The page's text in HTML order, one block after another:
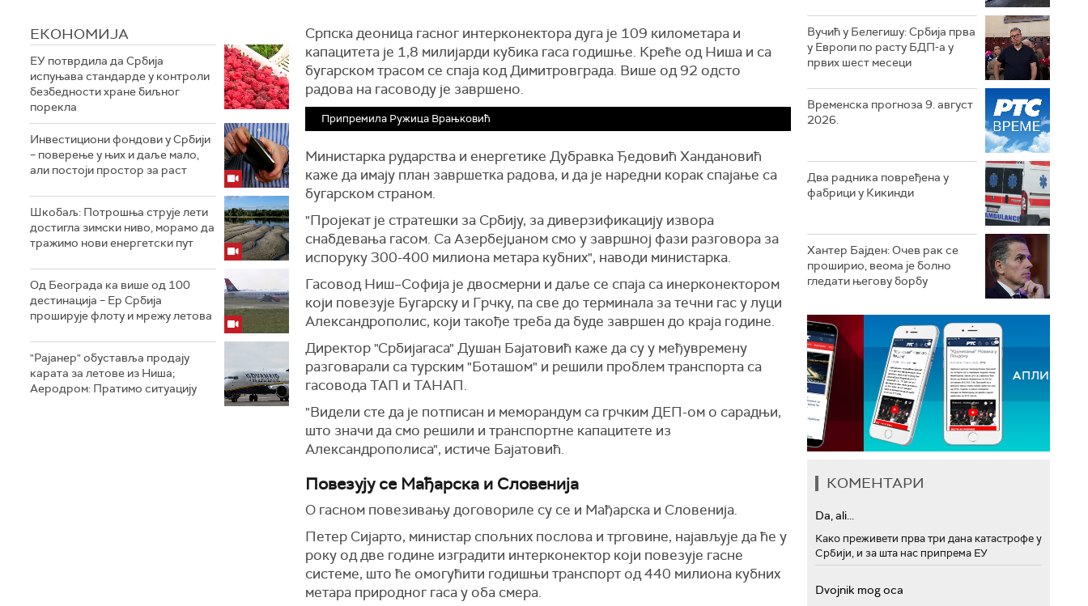
ЕКОНОМИЈА
ЕУ потврдила да Србија
испуњава стандарде у контроли
безбедности хране биљног
порекла
Инвестициони фондови у Србији
– поверење у њих и даље мало,
али постоји простор за раст
Шкобаљ: Потрошња струје лети
достигла зимски ниво, морамо да
тражимо нови енергетски пут
Од Београда ка више од 100
дестинација – Ер Србија
проширује флоту и мрежу летова
"Рајанер" обуставља продају
карата за летове из Ниша;
Аеродром: Пратимо ситуацију
Српска деоница гасног интерконектора дуга је 109 километара и
капацитета је 1,8 милијарди кубика гаса годишње. Креће од Ниша и са
бугарском трасом се спаја код Димитровграда. Више од 92 одсто
радова на гасоводу је завршено.
Припремила Ружица Врањковић
Министарка рударства и енергетике Дубравка Ђедовић Хандановић
каже да имају план завршетка радова, и да је наредни корак спајање са
бугарском страном.
"Пројекат је стратешки за Србију, за диверзификацију извора
снабдевања гасом. Са Азербејџаном смо у завршној фази разговора за
испоруку 300-400 милиона метара кубних", наводи министарка.
Гасовод Ниш–Софија је двосмерни и даље се спаја са инерконектором
који повезује Бугарску и Грчку, па све до терминала за течни гас у луци
Александрополис, који такође треба да буде завршен до краја године.
Директор "Србијагаса" Душан Бајатовић каже да су у међувремену
разговарали са турским "Боташом" и решили проблем транспорта са
гасовода ТАП и ТАНАП.
"Видели сте да је потписан и меморандум са грчким ДЕП-ом о сарадњи,
што значи да смо решили и транспортне капацитете из
Александрополиса", истиче Бајатовић.
Повезују се Мађарска и Словенија
О гасном повезивању договориле су се и Мађарска и Словенија.
Петер Сијарто, министар спољних послова и трговине, најављује да ће у
року од две године изградити интерконектор који повезује гасне
системе, што ће омогућити годишњи транспорт од 440 милиона кубних
метара природног гаса у оба смера.
Вучић у Белегишу: Србија прва
у Европи по расту БДП-а у
првих шест месеци
Временска прогноза 9. август
2026.
Два радника повређена у
фабрици у Кикинди
Хантер Бајден: Очев рак се
проширио, веома је болно
гледати његову борбу
КОМЕНТАРИ
Da, ali...
Како преживети прва три дана катастрофе у
Србији, и за шта нас припрема ЕУ
Dvojnik mog oca